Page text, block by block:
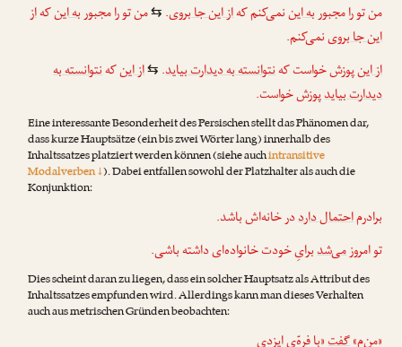
من تو را مجبوربه ایننمی‌کنم کهاز این جا بروی.
⇆ من تو را مجبوربه اینکهاز
این جا بروینمی‌کنم.
از اینپوزش خواست کهنتوانسته به دیدارت بیاید.
⇆ از اینکهنتوانسته به
دیدارت بیایدپوزش خواست.
Eine interessante Besonderheit des Persischen stellt das Phänomen dar,
dass kurze Hauptsätze (ein bis zwei Wörter lang) innerhalb des
Inhaltssatzes platziert werden können (siehe auchintransitive
Modalverben ↓). Dabei entfallen sowohl der Platzhalter als auch die
Konjunktion:
برادرماحتمال دارددر خانه‌اش باشد.
تو امروزمی‌شدبرایِ خودت خانواده‌ای داشته باشی.
Dies scheint daran zu liegen, dass ein solcher Hauptsatz als Attribut des
Inhaltssatzes empfunden wird. Allerdings kann man dieses Verhalten
auch aus metrischen Gründen beobachten: